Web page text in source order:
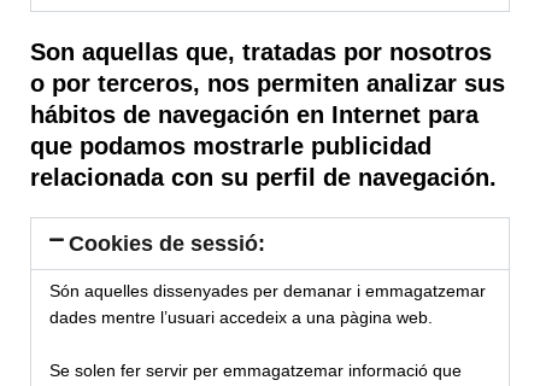
Son aquellas que, tratadas por nosotros
o por terceros, nos permiten analizar sus
hábitos de navegación en Internet para
que podamos mostrarle publicidad
relacionada con su perfil de navegación.
Cookies de sessió:
Són aquelles dissenyades per demanar i emmagatzemar
dades mentre l’usuari accedeix a una pàgina web.
Se solen fer servir per emmagatzemar informació que